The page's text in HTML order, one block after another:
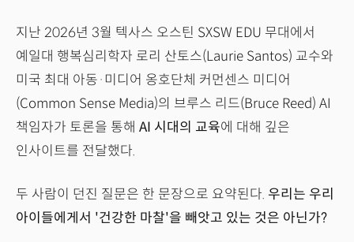
지난 2026년 3월 텍사스 오스틴 SXSW EDU 무대에서
예일대 행복심리학자 로리 산토스(Laurie Santos) 교수와
미국 최대 아동·미디어 옹호단체 커먼센스 미디어
(Common Sense Media)의 브루스 리드(Bruce Reed) AI
책임자가 토론을 통해 AI 시대의 교육에 대해 깊은
인사이트를 전달했다.
두 사람이 던진 질문은 한 문장으로 요약된다. 우리는 우리
아이들에게서 '건강한 마찰'을 빼앗고 있는 것은 아닌가?